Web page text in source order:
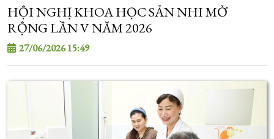
HỘI NGHỊ KHOA HỌC SẢN NHI MỞ
RỘNG LẦN V NĂM 2026
27/06/2026 15:49